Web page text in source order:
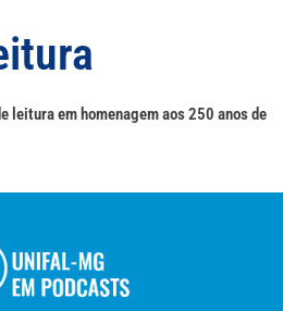
leitura em homenagem aos 250 anos de